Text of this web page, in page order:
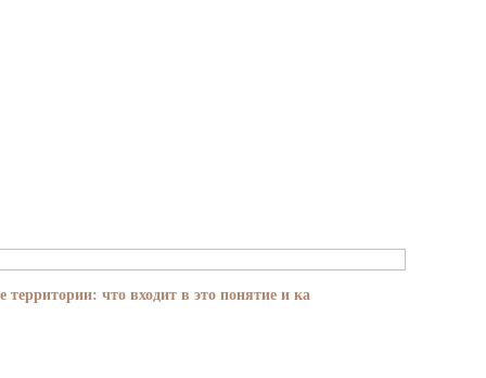
территории: что входит в это понятие и ка